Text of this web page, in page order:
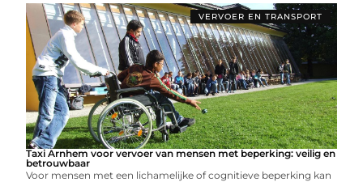
VERVOER EN TRANSPORT
Taxi Arnhem voor vervoer van mensen met beperking: veilig en
betrouwbaar
Voor mensen met een lichamelijke of cognitieve beperking kan